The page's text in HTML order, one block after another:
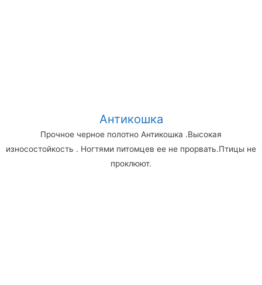
Антикошка
Прочное черное полотно Антикошка .Высокая
износостойкость . Ногтями питомцев ее не прорвать.Птицы не
проклюют.